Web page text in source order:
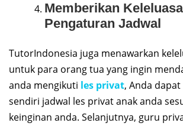
Memberikan
Pengaturan Jadwal
TutorIndonesia juga menawarkan
untuk para orang tua yang ingin
anda mengikuti les privat, Anda
sendiri jadwal les privat anak anda
keinginan anda. Selanjutnya, guru